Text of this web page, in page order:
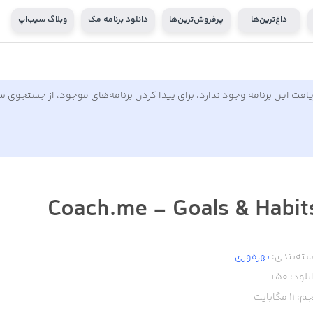
داغ‌ترین‌ها پرفروش‌ترین‌ها دانلود برنامه مک وبلاگ سیب‌اپ
این برنامه وجود ندارد. برای پیدا کردن برنامه‌های موجود، از
Coach.me - Goals &
بهره‌وری
50+
11 مگابایت